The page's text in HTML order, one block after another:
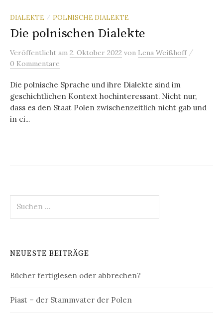
DIALEKTE / POLNISCHE DIALEKTE
Die polnischen Dialekte
Veröffentlicht am 2. Oktober 2022 von Lena Weißhoff /
0 Kommentare
Die polnische Sprache und ihre Dialekte sind im
geschichtlichen Kontext hochinteressant. Nicht nur,
dass es den Staat Polen zwischenzeitlich nicht gab und
in ei...
nach:
NEUESTE BEITRÄGE
Bücher fertiglesen oder abbrechen?
Piast – der Stammvater der Polen